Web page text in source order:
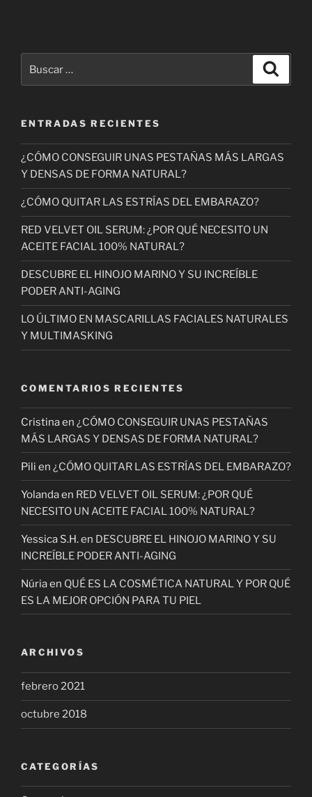
por:
ENTRADAS RECIENTES
¿CÓMO CONSEGUIR UNAS PESTAÑAS MÁS LARGAS
Y DENSAS DE FORMA NATURAL?
¿CÓMO QUITAR LAS ESTRÍAS DEL EMBARAZO?
RED VELVET OIL SERUM: ¿POR QUÉ NECESITO UN
ACEITE FACIAL 100% NATURAL?
DESCUBRE EL HINOJO MARINO Y SU INCREÍBLE
PODER ANTI-AGING
LO ÚLTIMO EN MASCARILLAS FACIALES NATURALES
Y MULTIMASKING
COMENTARIOS RECIENTES
Cristinaen ¿CÓMO CONSEGUIR UNAS PESTAÑAS
MÁS LARGAS Y DENSAS DE FORMA NATURAL?
Pili en ¿CÓMO QUITAR LAS ESTRÍAS DEL EMBARAZO?
Yolandaen RED VELVET OIL SERUM: ¿POR QUÉ
NECESITO UN ACEITE FACIAL 100% NATURAL?
Yessica S.H.en DESCUBRE EL HINOJO MARINO Y SU
INCREÍBLE PODER ANTI-AGING
Núriaen QUÉ ES LA COSMÉTICA NATURAL Y POR QUÉ
ES LA MEJOR OPCIÓN PARA TU PIEL
ARCHIVOS
febrero 2021
octubre 2018
CATEGORÍAS